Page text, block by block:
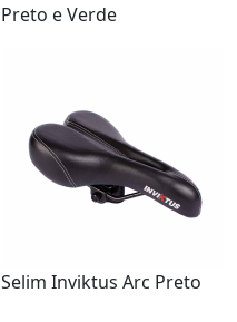
Preto e Verde
Selim Inviktus Arc Preto